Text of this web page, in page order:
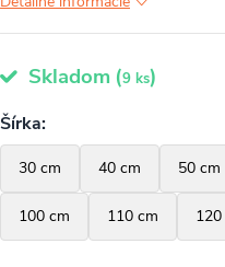
Skladom (9 ks)